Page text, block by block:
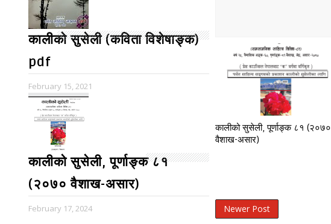
कालीको सुसेली (कविता विशेषाङ्क)
pdf
February 15, 2021
कालीको सुसेली, पूर्णाङ्क ८१
(२०७० वैशाख-असार)
February 17, 2024
कालीको सुसेली, पूर्णाङ्क ८१ (२०७०
वैशाख-असार)
Newer Post